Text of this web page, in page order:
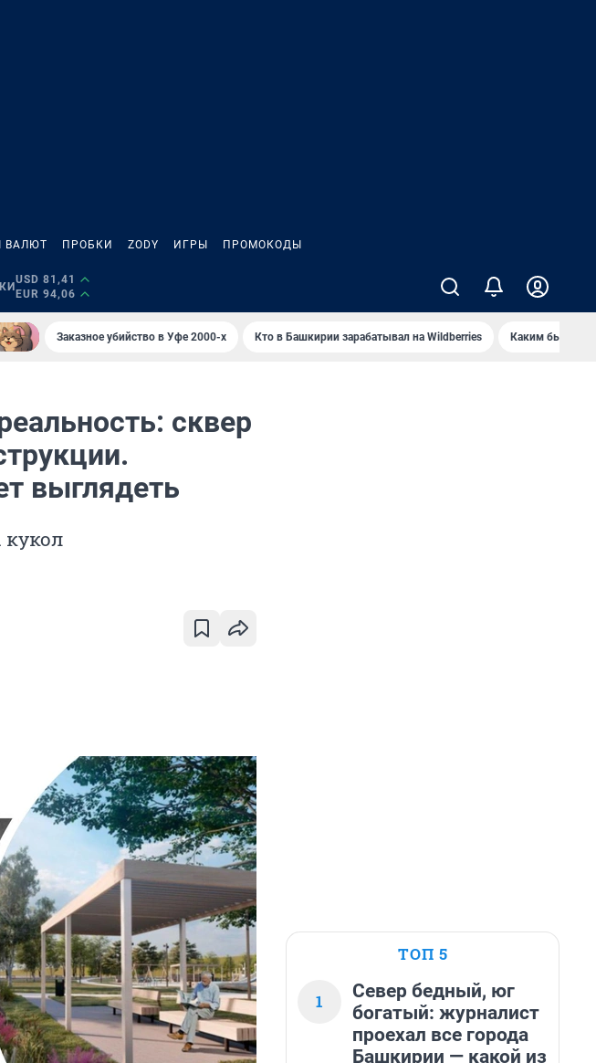
ВАЛЮТ ПРОБКИ ZODY ИГРЫ ПРОМОКОДЫ
USD 81,41
EUR 94,06
Заказное убийство в Уфе 2000-х Кто в Башкирии зарабатывал на Wildberries Каким было
сквер
выглядеть
ТОП 5
1
Север бедный, юг
богатый: журналист
проехал все города
Башкирии — какой из